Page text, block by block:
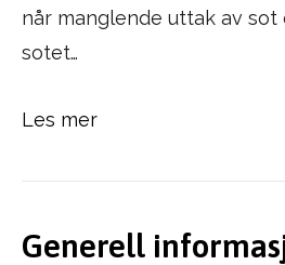
når manglende uttak av
sotet…
Les mer
Generell